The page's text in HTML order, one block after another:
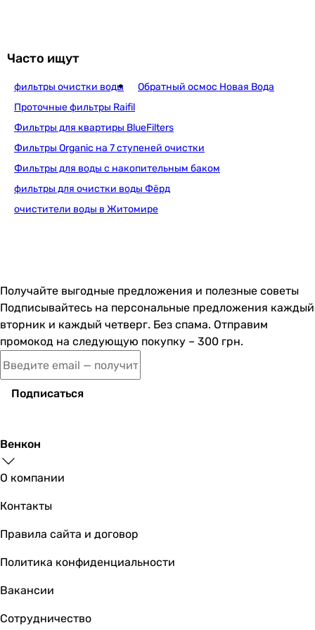
Украина
Украина
Украина
Украина
Украина
Уровень изменения кислотности
6.5, 8.5 pH
6.5, 8.5 pH
6.5, 8.5 pH
6.5, 8.5 pH
6.5, 8.5 pH
Выход чистой воды
до 20 %
до 20 %
до 20 %
до 35 %
до 50 %
до 50 %
до 50 %
Давление в мембранном баке
0.4, 0.6 атм
0.4, 0.6 атм
Часто ищут
фильтры очистки воды
Обратный осмос Новая Вода
Проточные фильтры Raifil
Фильтры для квартиры BlueFilters
Фильтры Organic на 7 ступеней очистки
Фильтры для воды с накопительным баком
фильтры для очистки воды Фёрд
очистители воды в Житомире
Получайте выгодные предложения и полезные советы
Подписывайтесь на персональные предложения каждый
вторник и каждый четверг. Без спама. Отправим
промокод на следующую покупку – 300 грн.
Подписаться
Венкон
О компании
Контакты
Правила сайта и договор
Политика конфиденциальности
Вакансии
Сотрудничество